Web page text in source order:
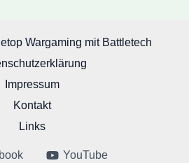
Wargaming mit Battletech
Impressum
Kontakt
Links
YouTube